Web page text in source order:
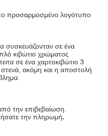
προσαρμοσμένο λογότυπο
συσκευάζονταν σε ένα
κιβώτιο χρώματος
σε ένα χαρτοκιβώτιο 3
ακόμη και η αποστολή
την επιβεβαίωση.
την πληρωμή.